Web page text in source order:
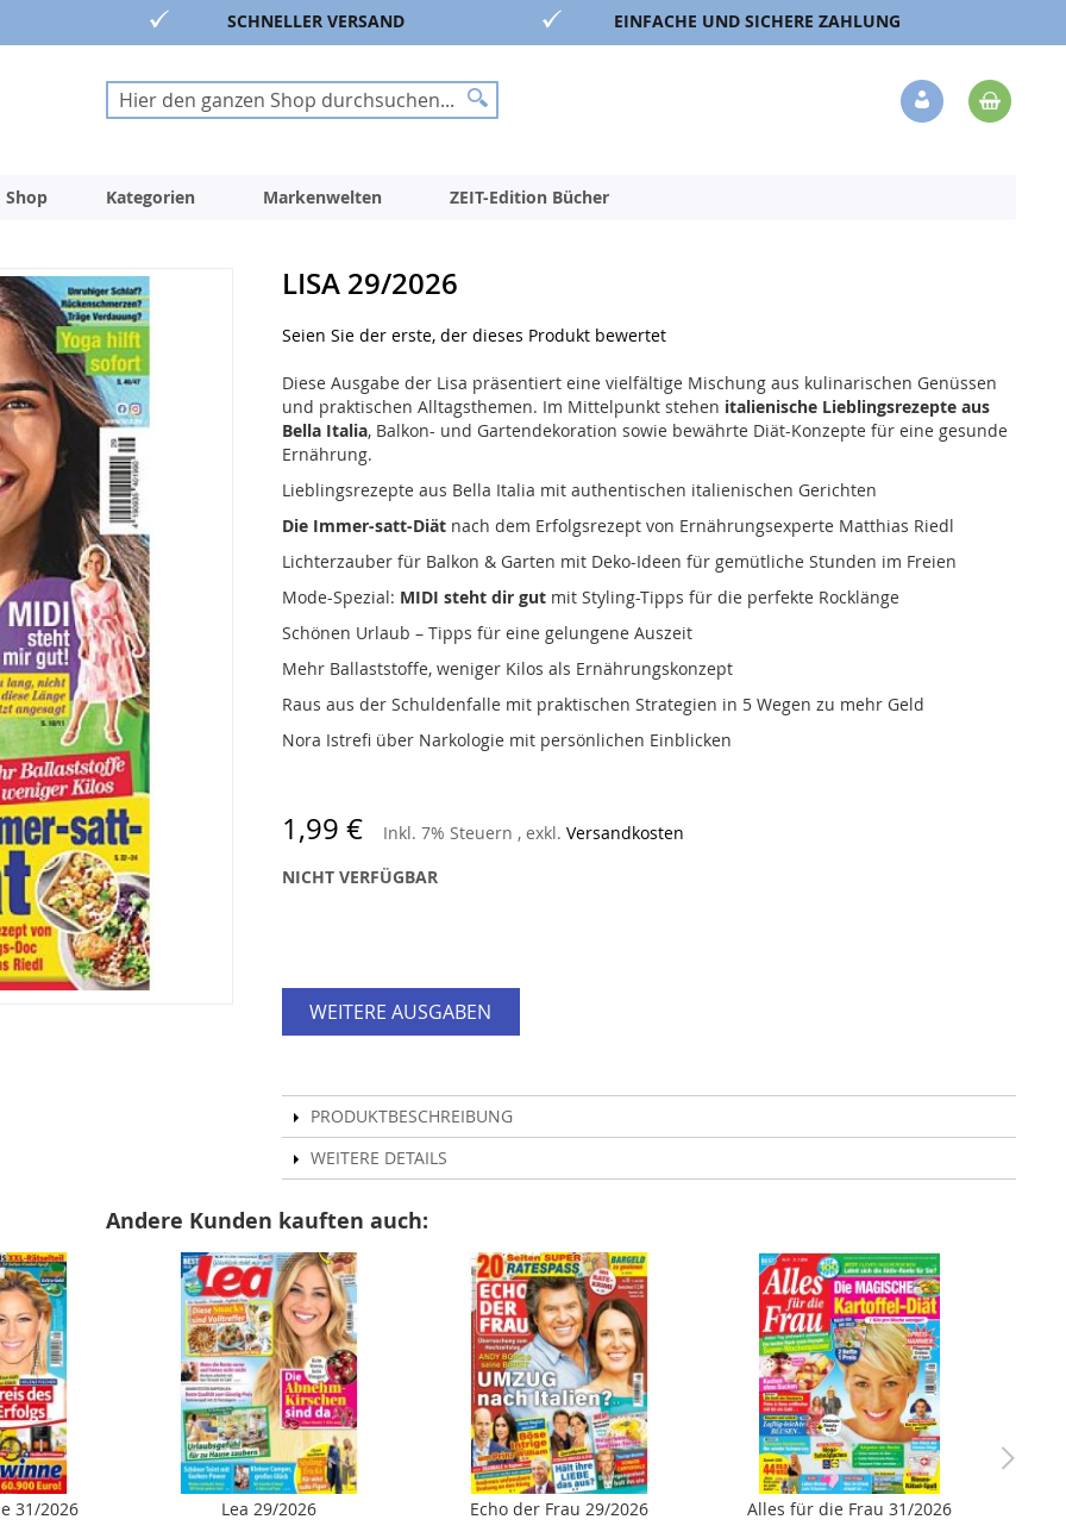
SCHNELLER VERSAND EINFACHE UND SICHERE ZAHLUNG
Suche
Suche
Veränderung
Shop Kategorien Markenwelten ZEIT-Edition Bücher
LISA 29/2026
Seien Sie der erste, der dieses Produkt bewertet
Diese Ausgabe der Lisa präsentiert eine vielfältige Mischung aus kulinarischen Genüssen
und praktischen Alltagsthemen. Im Mittelpunkt stehen italienische Lieblingsrezepte aus
Bella Italia, Balkon- und Gartendekoration sowie bewährte Diät-Konzepte für eine gesunde
Ernährung.
Lieblingsrezepte aus Bella Italia mit authentischen italienischen Gerichten
Die Immer-satt-Diätnach dem Erfolgsrezept von Ernährungsexperte Matthias Riedl
Lichterzauber für Balkon & Garten mit Deko-Ideen für gemütliche Stunden im Freien
Mode-Spezial: MIDI steht dir gutmit Styling-Tipps für die perfekte Rocklänge
Schönen Urlaub – Tipps für eine gelungene Auszeit
Mehr Ballaststoffe, weniger Kilos als Ernährungskonzept
Raus aus der Schuldenfalle mit praktischen Strategien in 5 Wegen zu mehr Geld
Nora Istrefi über Narkologie mit persönlichen Einblicken
1,99 € Inkl. 7% Steuern , exkl. Versandkosten
NICHT VERFÜGBAR
WEITERE AUSGABEN
PRODUKTBESCHREIBUNG
WEITERE DETAILS
Andere Kunden kauften auch:
31/2026
Lea 29/2026
Echo der Frau 29/2026
Alles für die Frau 31/2026